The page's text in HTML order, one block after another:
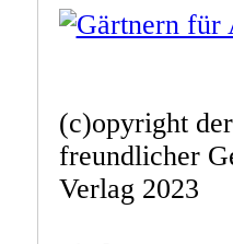
(c)opyright
freundlicher
Verlag 2023